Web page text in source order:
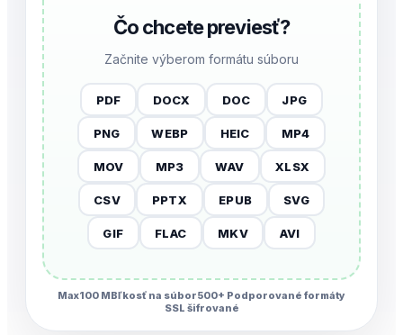
Čo chcete previesť?
Začnite výberom formátu súboru
PDF DOCX DOC JPG
PNG WEBP HEIC MP4
MOV MP3 WAV XLSX
CSV PPTX EPUB SVG
GIF FLAC MKV AVI
Max100 MBľkosť na súbor500+ Podporované formáty
SSL šifrované